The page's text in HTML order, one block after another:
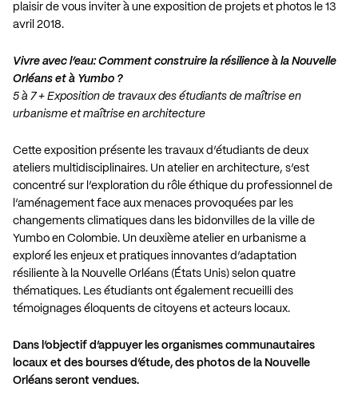
plaisir de vous inviter à une exposition de projets et photos le 13
avril 2018.
Vivre avec l’eau: Comment construire la résilience à la Nouvelle
Orléans et à Yumbo ?
5 à 7 + Exposition de travaux des étudiants de maîtrise en
urbanisme et maîtrise en architecture
Cette exposition présente les travaux d’étudiants de deux
ateliers multidisciplinaires. Un atelier en architecture, s’est
concentré sur l’exploration du rôle éthique du professionnel de
l’aménagement face aux menaces provoquées par les
changements climatiques dans les bidonvilles de la ville de
Yumbo en Colombie. Un deuxième atelier en urbanisme a
exploré les enjeux et pratiques innovantes d’adaptation
résiliente à la Nouvelle Orléans (États Unis) selon quatre
thématiques. Les étudiants ont également recueilli des
témoignages éloquents de citoyens et acteurs locaux.
Dans l’objectif d’appuyer les organismes communautaires
locaux et des bourses d’étude, des photos de la Nouvelle
Orléans seront vendues.